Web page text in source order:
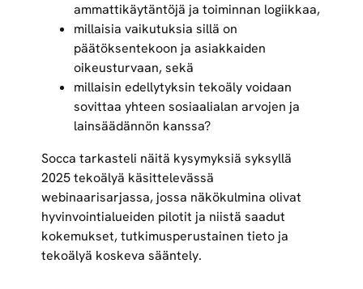
ammattikäytäntöjä ja toiminnan logiikkaa,
millaisia vaikutuksia sillä on
päätöksentekoon ja asiakkaiden
oikeusturvaan, sekä
millaisin edellytyksin tekoäly voidaan
sovittaa yhteen sosiaalialan arvojen ja
lainsäädännön kanssa?
Socca tarkasteli näitä kysymyksiä syksyllä
2025 tekoälyä käsittelevässä
webinaarisarjassa, jossa näkökulmina olivat
hyvinvointialueiden pilotit ja niistä saadut
kokemukset, tutkimusperustainen tieto ja
tekoälyä koskeva sääntely.